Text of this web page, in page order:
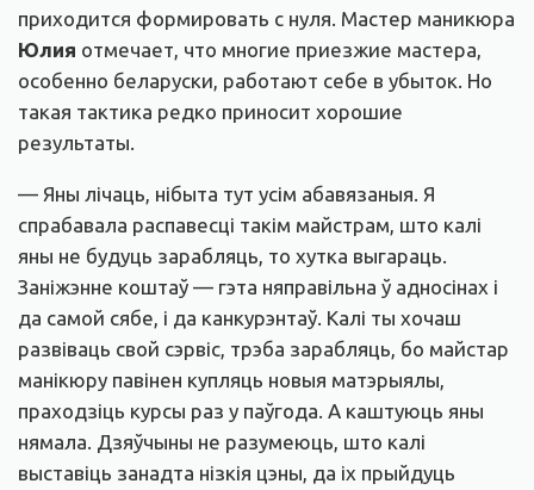
приходится формировать с нуля. Мастер маникюра
Юлия отмечает, что многие приезжие мастера,
особенно беларуски, работают себе в убыток. Но
такая тактика редко приносит хорошие
результаты.
— Яны лічаць, нібыта тут усім абавязаныя. Я
спрабавала распавесці такім майстрам, што калі
яны не будуць зарабляць, то хутка выгараць.
Заніжэнне коштаў — гэта няправільна ў адносінах і
да самой сябе, і да канкурэнтаў. Калі ты хочаш
развіваць свой сэрвіс, трэба зарабляць, бо майстар
манікюру павінен купляць новыя матэрыялы,
праходзіць курсы раз у паўгода. А каштуюць яны
нямала. Дзяўчыны не разумеюць, што калі
выставіць занадта нізкія цэны, да іх прыйдуць